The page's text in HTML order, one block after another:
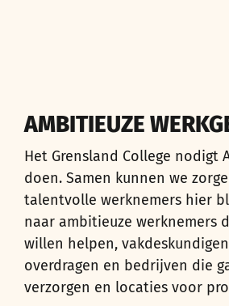
AMBITIEUZE
Het Grensland College nodigt
doen. Samen kunnen we
talentvolle werknemers hier
naar ambitieuze werknemers
willen helpen,
overdragen en bedrijven die
verzorgen en locaties voor